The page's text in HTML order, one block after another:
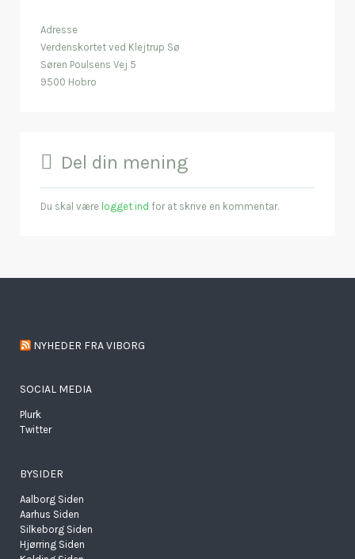
Adresse
Verdenskortet ved Klejtrup Sø
Søren Poulsens Vej 5
9500 Hobro
Del din mening
Du skal være logget ind for at skrive en kommentar.
NYHEDER FRA VIBORG
SOCIAL MEDIA
Plurk
Twitter
BYSIDER
Aalborg Siden
Aarhus Siden
Silkeborg Siden
Hjørring Siden